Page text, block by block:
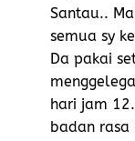
Santau..
semua sy
Da pakai
hari jam
badan rasa